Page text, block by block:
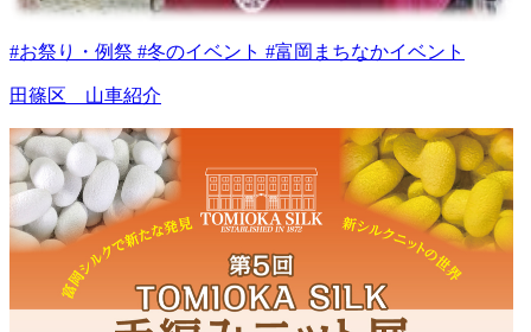
#お祭り・例祭 #冬のイベント #富岡まちなかイベント
田篠区 山車紹介